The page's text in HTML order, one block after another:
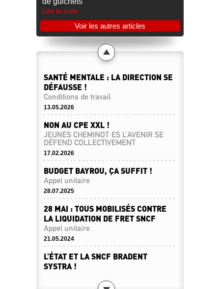
Lire la suite
Voir les autres articles
SANTÉ MENTALE : LA DIRECTION SE
DÉFAUSSE !
Conditions de travail
13.05.2026
NON AU CPE XXL !
JEUNES CHEMINOT·ES L’AVENIR SE
DÉFEND COLLECTIVEMENT
17.02.2026
BUDGET BAYROU, ÇA SUFFIT !
Appel unitaire
28.07.2025
28 MAI : TOUS MOBILISÉS CONTRE
LA LIQUIDATION DE FRET SNCF
Appel unitaire
21.05.2024
L’ÉTAT ET LA SNCF BRADENT
SYSTRA !